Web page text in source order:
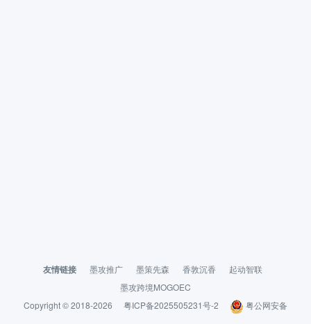
友情链接 墨攻推广 墨策先森 香敦沉香
起动智联
墨攻跨境MOGOEC
Copyright © 2018-2026
粤ICP备2025505231号-2 粤公网安备